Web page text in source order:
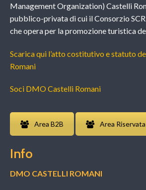
Management Organization) Castelli
pubblico-privata di cui il Consorzio
che opera per la promozione turistica
Scarica qui l’atto costitutivo e statuto
Romani
Soci DMO Castelli Romani
Area B2B Area
Info
DMO CASTELLI ROMANI